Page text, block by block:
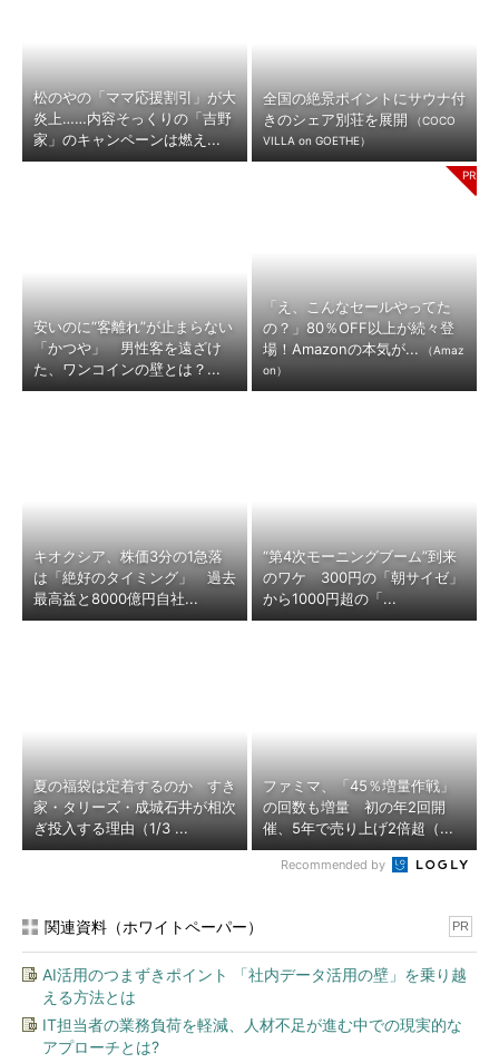
松のやの「ママ応援割引」が大
炎上……内容そっくりの「吉野
家」のキャンペーンは燃え...
全国の絶景ポイントにサウナ付
きのシェア別荘を展開
（COCO
VILLA on GOETHE）
安いのに“客離れ”が止まらない
「かつや」 男性客を遠ざけ
た、ワンコインの壁とは？...
「え、こんなセールやってた
の？」80％OFF以上が続々登
場！Amazonの本気が...
（Amaz
on）
キオクシア、株価3分の1急落
は「絶好のタイミング」 過去
最高益と8000億円自社...
“第4次モーニングブーム”到来
のワケ 300円の「朝サイゼ」
から1000円超の「...
夏の福袋は定着するのか すき
家・タリーズ・成城石井が相次
ぎ投入する理由（1/3 ...
ファミマ、「45％増量作戦」
の回数も増量 初の年2回開
催、5年で売り上げ2倍超（...
Recommended by
関連資料（ホワイトペーパー） PR
AI活用のつまずきポイント 「社内データ活用の壁」を乗り越
える方法とは
IT担当者の業務負荷を軽減、人材不足が進む中での現実的な
アプローチとは?